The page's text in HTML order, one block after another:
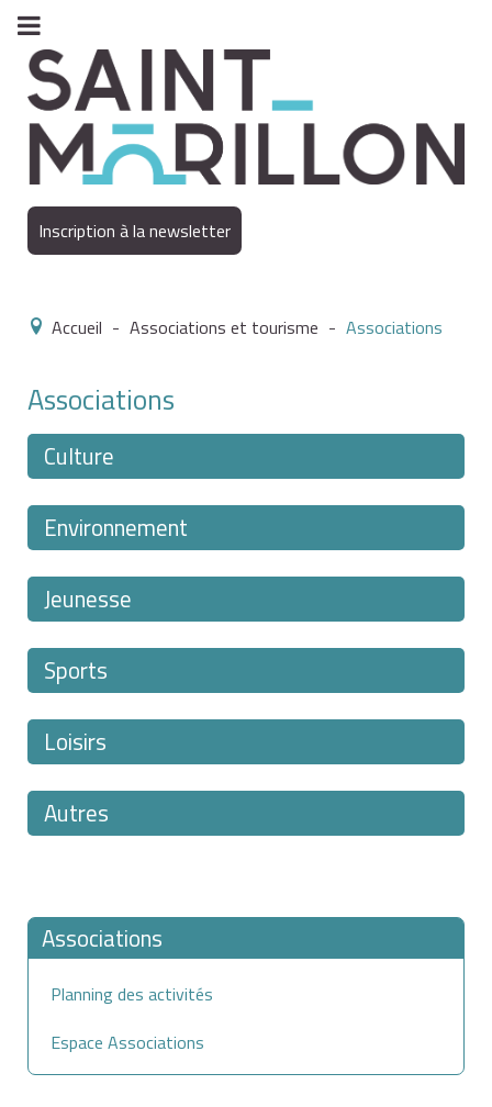
Inscription à la newsletter
Accueil - Associations et tourisme - Associations
Associations
Culture
Environnement
Jeunesse
Sports
Loisirs
Autres
Associations
Planning des activités
Espace Associations